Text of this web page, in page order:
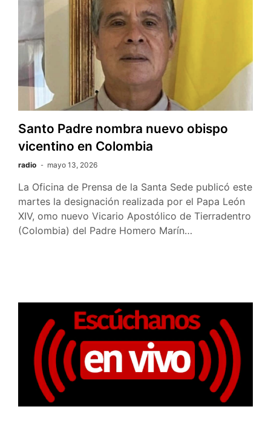
Santo Padre nombra nuevo obispo
vicentino en Colombia
radio mayo 13, 2026
La Oficina de Prensa de la Santa Sede publicó este
martes la designación realizada por el Papa León
XIV, omo nuevo Vicario Apostólico de Tierradentro
(Colombia) del Padre Homero Marín…